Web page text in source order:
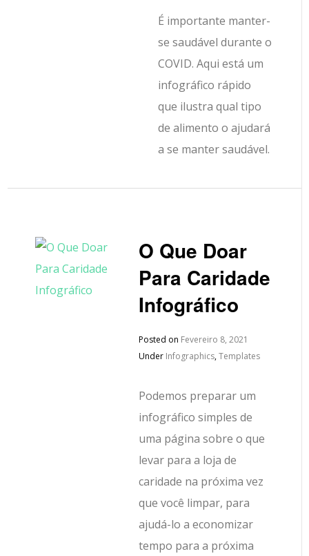
É importante manter-
se saudável durante o
COVID. Aqui está um
infográfico rápido
que ilustra qual tipo
de alimento o ajudará
a se manter saudável.
O Que Doar
Para Caridade
Infográfico
Posted on Fevereiro 8, 2021
Under Infographics,Templates
Podemos preparar um
infográfico simples de
uma página sobre o que
levar para a loja de
caridade na próxima vez
que você limpar, para
ajudá-lo a economizar
tempo para a próxima